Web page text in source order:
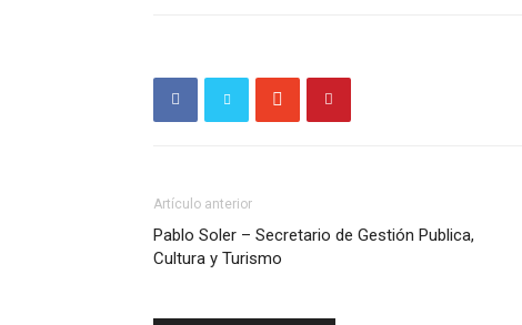
Artículo anterior
Pablo Soler – Secretario de Gestión Publica,
Cultura y Turismo